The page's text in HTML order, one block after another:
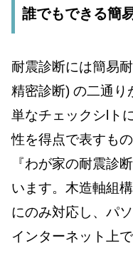
誰でもできる簡
耐震診断には簡易
精密診断) の二通り
単なチェックシlト
性を得点で表すも
『わが家の耐震診
います。木造軸組
にのみ対応し、パ
インターネット上